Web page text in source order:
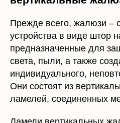
Прежде всего, жалюзи –
устройства в виде штор
предназначенные для
света, пыли, а также
индивидуального,
Они состоят из
ламелей, соединенных
Ламели вертикальных
мм,закрепляют на